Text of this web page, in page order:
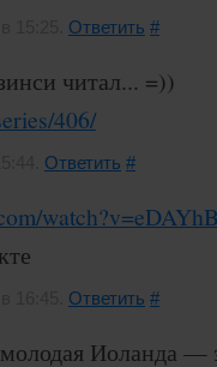
Ответить #
читал... =))
406/
Ответить #
Ответить #
Иоланда —